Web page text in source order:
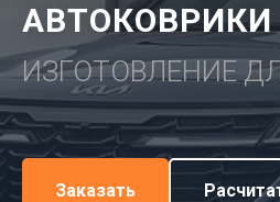
АВТОКОВРИКИ
ИЗГОТОВЛЕНИЕ
Заказать